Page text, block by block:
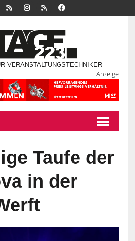
VERANSTALTUNGSTECHNIKER
Anzeige
Taufe der
in der